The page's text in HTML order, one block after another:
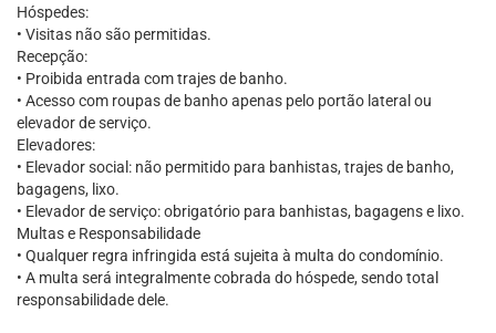
Hóspedes:
• Visitas não são permitidas.
Recepção:
• Proibida entrada com trajes de banho.
• Acesso com roupas de banho apenas pelo portão lateral ou
elevador de serviço.
Elevadores:
• Elevador social: não permitido para banhistas, trajes de banho,
bagagens, lixo.
• Elevador de serviço: obrigatório para banhistas, bagagens e lixo.
Multas e Responsabilidade
• Qualquer regra infringida está sujeita à multa do condomínio.
• A multa será integralmente cobrada do hóspede, sendo total
responsabilidade dele.